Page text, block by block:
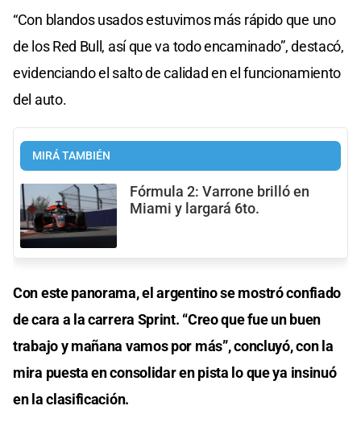
“Con blandos usados estuvimos más rápido que uno
de los Red Bull, así que va todo encaminado”, destacó,
evidenciando el salto de calidad en el funcionamiento
del auto.
MIRÁ TAMBIÉN
Fórmula 2: Varrone brilló en
Miami y largará 6to.
Con este panorama, el argentino se mostró confiado
de cara a la carrera Sprint. “Creo que fue un buen
trabajo y mañana vamos por más”, concluyó, con la
mira puesta en consolidar en pista lo que ya insinuó
en la clasificación.